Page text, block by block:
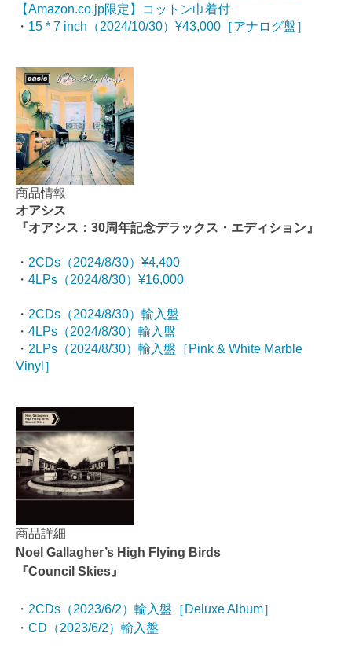
【Amazon.co.jp限定】コットン巾着付
・ 15 * 7 inch（2024/10/30）¥43,000［アナログ盤］
商品情報
オアシス
『オアシス：30周年記念デラックス・エディション』
・ 2CDs（2024/8/30）¥4,400
・ 4LPs（2024/8/30）¥16,000
・ 2CDs （2024/8/30）輸入盤
・ 4LPs（2024/8/30）輸入盤
・ 2LPs（2024/8/30）輸入盤［Pink & White Marble
Vinyl］
商品詳細
Noel Gallagher’s High Flying Birds
『Council Skies』
・ 2CDs（2023/6/2）輸入盤［Deluxe Album］
・ CD（2023/6/2）輸入盤